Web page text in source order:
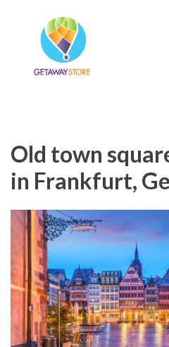
Old town
in Frankfurt,